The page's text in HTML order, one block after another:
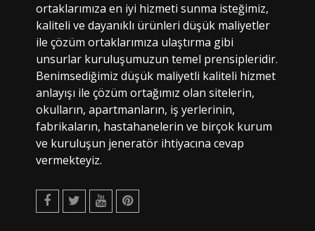
ortaklarımıza en iyi hizmeti sunma isteğimiz,
kaliteli ve dayanıklı ürünleri düşük maliyetler
ile çözüm ortaklarımıza ulaştırma gibi
unsurlar kuruluşumuzun temel prensipleridir.
Benimsediğimiz düşük maliyetli kaliteli hizmet
anlayışı ile çözüm ortağımız olan sitelerin,
okulların, apartmanların, iş yerlerinin,
fabrikaların, hastahanelerin ve birçok kurum
ve kuruluşun jeneratör ihtiyacına cevap
vermekteyiz.